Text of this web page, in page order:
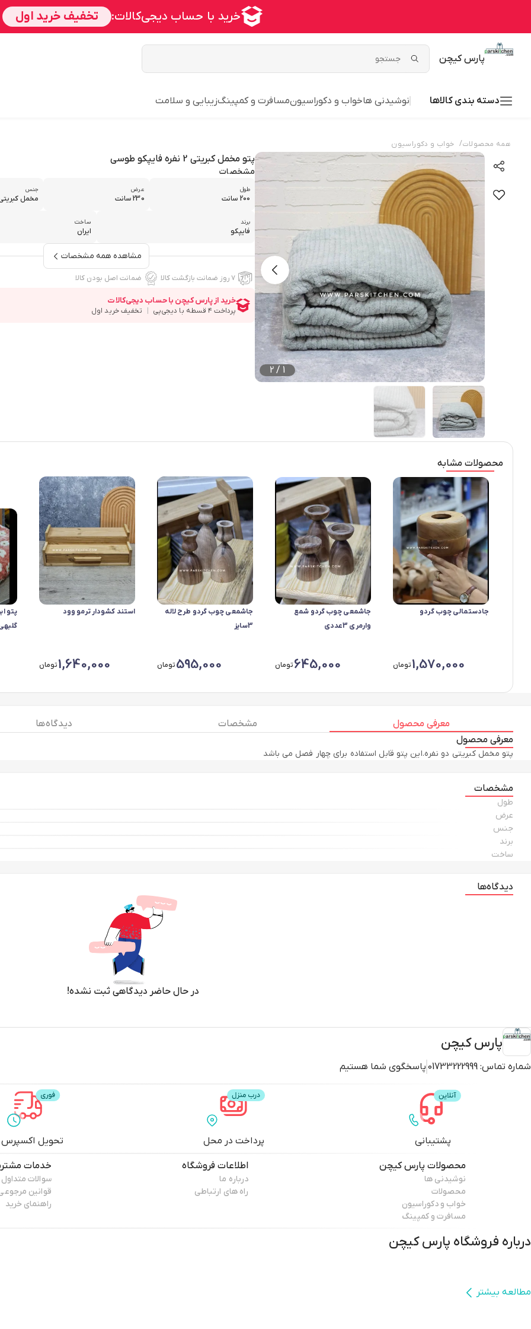
پارس کیچن
دسته بندی کالاها نوشیدنی هاخواب و دکوراسیونمسافرت و کمپینگزیبایی و سلامت
همه محصولات/ خواب و دکوراسیون
1
/
2
پتو مخمل کبریتی 2 نفره فایپکو طوسی
مشخصات
طول
200 سانت
عرض
230 سانت
جنس
مخمل
برند
فایپکو
ساخت
ایران
مشاهده همه مشخصات
۷ روز ضمانت بازگشت کالا ضمانت اصل بودن کالا
محصولات مشابه
جادستمالی چوب گردو
1,570,000تومان
جاشمعی چوب گردو شمع
وارمری 3عددی
645,000تومان
جاشمعی چوب گردو طرح لاله
3سایز
595,000تومان
استند کشودار ترمو وود
1,640,000تومان
پتو
معرفی محصول مشخصات
دیدگاه ها
معرفی محصول
پتو مخمل کبریتی دو نفره.این پتو قابل استفاده برای چهار فصل می باشد
مشخصات
طول
عرض
جنس
برند
ساخت
دیدگاه‌ها
در حال حاضر دیدگاهی ثبت نشده!
پارس کیچن
شماره تماس: 01733222999 پاسخگوی شما هستیم
پشتیبانی پرداخت در محل تحویل اکسپرس
محصولات پارس کیچن
نوشیدنی ها
محصولات
خواب و دکوراسیون
مسافرت و کمپینگ
اطلاعات فروشگاه
درباره ما
راه های ارتباطی
خدمات
سوالات متداول
قوانین
راهنمای خرید
درباره فروشگاه پارس کیچن
مطالعه بیشتر